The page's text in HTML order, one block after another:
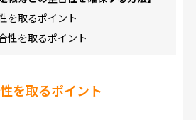
を取るポイント
性を取るポイント
を取るポイント